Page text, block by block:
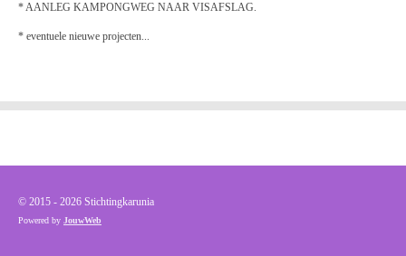
* AANLEG KAMPONGWEG NAAR VISAFSLAG.
* eventuele nieuwe projecten...
© 2015 - 2026 Stichtingkarunia
Powered by JouwWeb